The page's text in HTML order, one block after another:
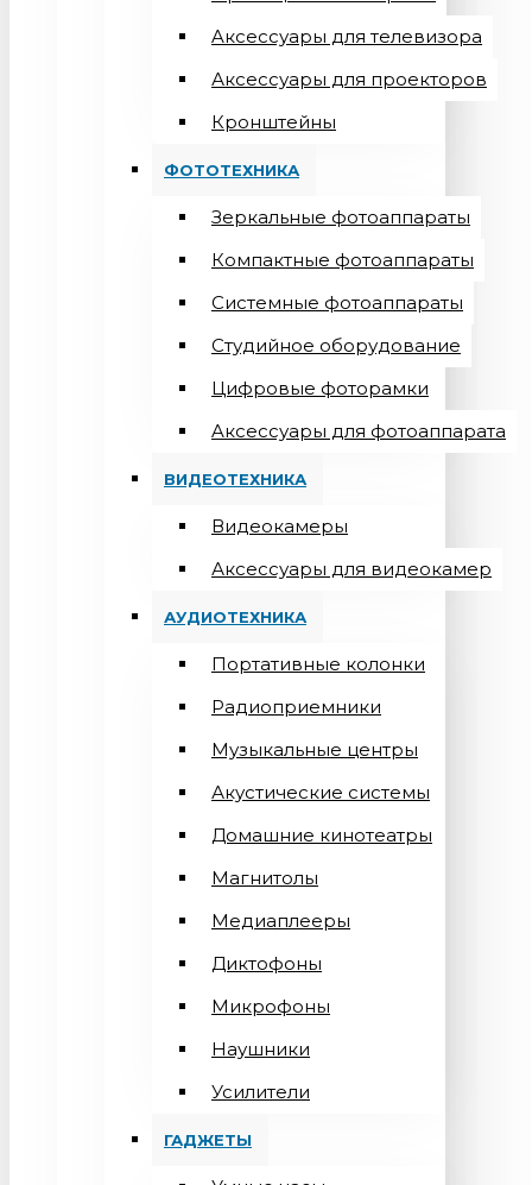
Aксессуары для телевизора
Аксессуары для проекторов
Кронштейны
ФОТОТЕХНИКА
Зеркальные фотоаппараты
Компактные фотоаппараты
Системные фотоаппараты
Студийное оборудование
Цифровые фоторамки
Aксессуары для фотоаппарата
ВИДЕОТЕХНИКА
Видеокамеры
Аксессуары для видеокамер
АУДИОТЕХНИКА
Портативные колонки
Радиоприемники
Музыкальные центры
Акустические системы
Домашние кинотеатры
Магнитолы
Медиаплееры
Диктофоны
Микрофоны
Наушники
Усилители
ГАДЖЕТЫ